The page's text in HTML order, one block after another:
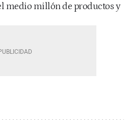
medio millón de productos y